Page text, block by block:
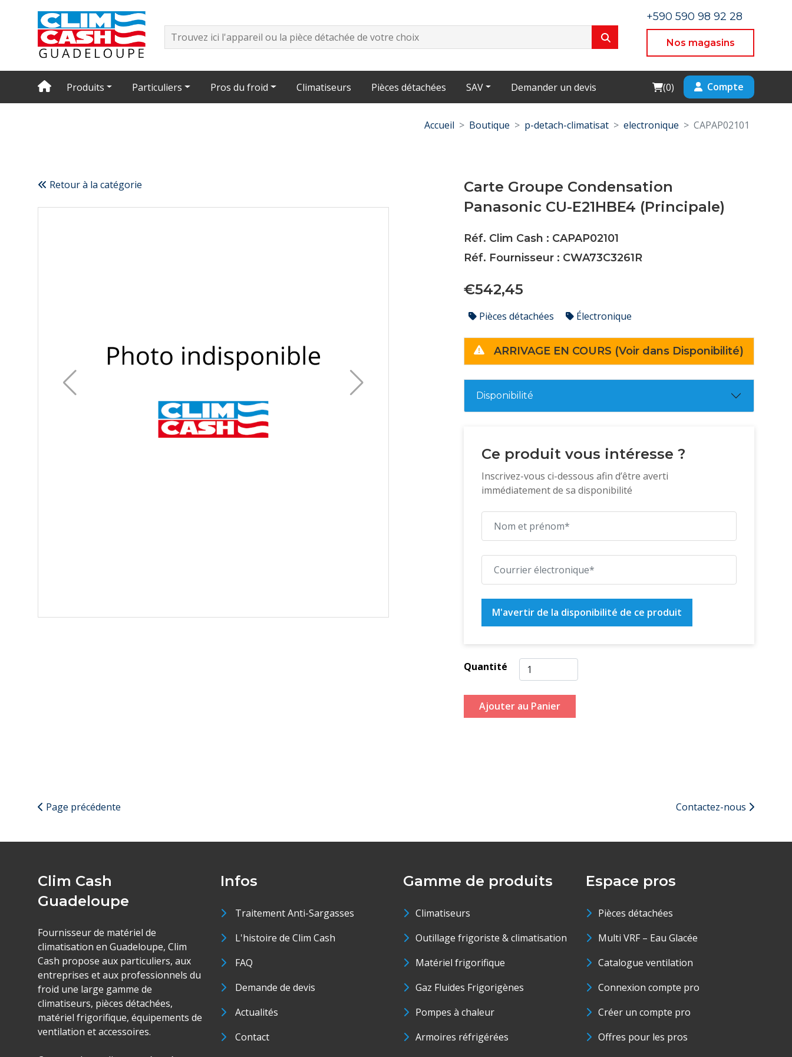
+590 590 98 92 28
Nos magasins
Produits Particuliers Pros du froid Climatiseurs Pièces détachées SAV Demander un devis Cart
(0) Compte
Accueil Boutique p-detach-climatisat electronique CAPAP02101
Retour à la catégorie
Carte Groupe Condensation
Panasonic CU-E21HBE4 (Principale)
Réf. Clim Cash : CAPAP02101
Réf. Fournisseur : CWA73C3261R
€542,45
Pièces détachées Électronique
ARRIVAGE EN COURS (Voir dans Disponibilité)
Disponibilité
Ce produit vous intéresse ?
Inscrivez-vous ci-dessous afin d’être averti
immédiatement de sa disponibilité
M'avertir de la disponibilité de ce produit
Quantité
Ajouter au Panier
Page précédente Contactez-nous
Clim Cash
Guadeloupe
Fournisseur de matériel de
climatisation en Guadeloupe, Clim
Cash propose aux particuliers, aux
entreprises et aux professionnels du
froid une large gamme de
climatiseurs, pièces détachées,
matériel frigorifique, équipements de
ventilation et accessoires.
Infos
Traitement Anti-Sargasses
L'histoire de Clim Cash
FAQ
Demande de devis
Actualités
Contact
Gamme de produits
Climatiseurs
Outillage frigoriste & climatisation
Matériel frigorifique
Gaz Fluides Frigorigènes
Pompes à chaleur
Armoires réfrigérées
Espace pros
Pièces détachées
Multi VRF – Eau Glacée
Catalogue ventilation
Connexion compte pro
Créer un compte pro
Offres pour les pros